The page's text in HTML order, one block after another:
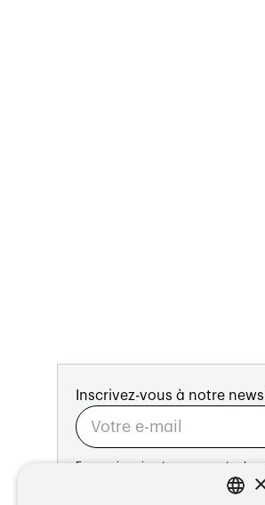
Inscrivez-vous à notre
En vous inscrivant vous acceptez les